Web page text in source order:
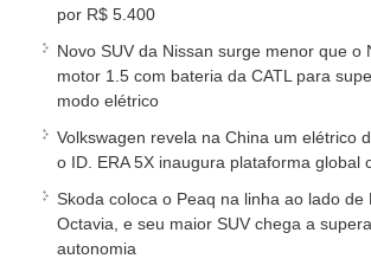
por R$ 5.400
Novo SUV da Nissan surge menor que o
motor 1.5 com bateria da CATL para
modo elétrico
Volkswagen revela na China um elétrico
o ID. ERA 5X inaugura plataforma global
Skoda coloca o Peaq na linha ao lado de
Octavia, e seu maior SUV chega a
autonomia